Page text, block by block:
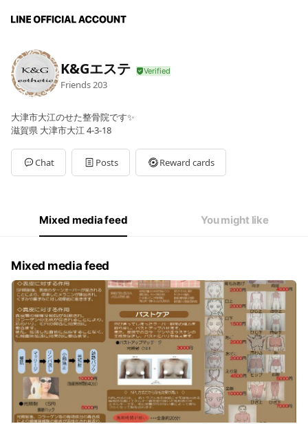
K&Gエステ
Friends 203
大津市大江のせた整骨院です✨
滋賀県 大津市大江 4-3-18
Chat Posts Reward cards
Mixed media feed You might like
Mixed media feed